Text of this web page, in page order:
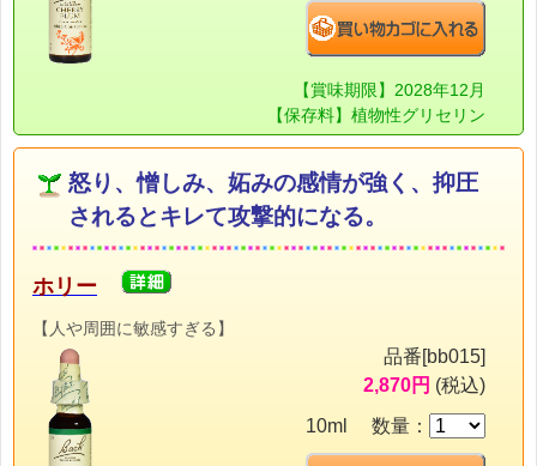
【賞味期限】2028年12月
【保存料】植物性グリセリン
怒り、憎しみ、妬みの感情が強く、抑圧
されるとキレて攻撃的になる。
ホリー
【人や周囲に敏感すぎる】
品番[bb015]
2,870円 (税込)
10ml 数量：